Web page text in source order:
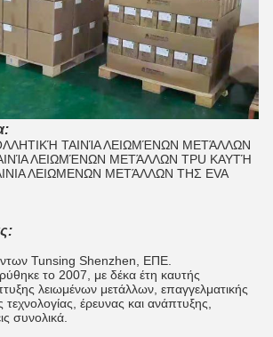
ΤΑΙΝΊΑ ΛΕΙΩΜΈΝΩΝ ΜΕΤΆΛΛΩΝ
ΛΕΙΩΜΈΝΩΝ ΜΕΤΆΛΛΩΝ TPU ΚΑΥΤΉ
ΛΕΙΩΜΕΝΩΝ ΜΕΤΆΛΛΩΝ ΤΗΣ EVA
Tunsing Shenzhen, ΕΠΕ.
το 2007, με δέκα έτη καυτής
λειωμένων μετάλλων, επαγγελματικής
έρευνας και ανάπτυξης,
συνολικά.